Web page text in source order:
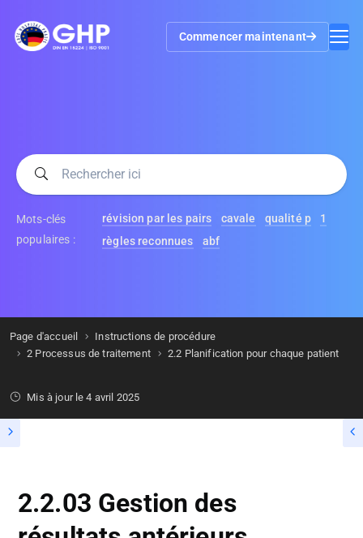
Commencer maintenant
Mots-clés
populaires :
révision par les pairs cavale qualité p
1
règles reconnues
abf
Page d'accueil
Instructions de procédure
2 Processus de traitement
2.2 Planification pour chaque patient
Mis à jour le4 avril 2025
2.2.03 Gestion des